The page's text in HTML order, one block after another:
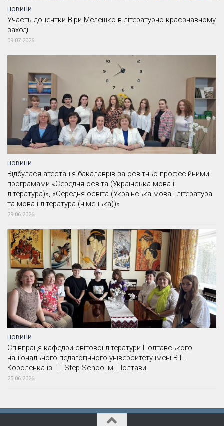
НОВИНИ
Участь доцентки Віри Мелешко в літературно-краєзнавчому
заході
09.07.2026
НОВИНИ
Відбулася атестація бакалаврів за освітньо-професійними
програмами «Середня освіта (Українська мова і
література)», «Середня освіта (Українська мова і література
та мова і література (німецька))»
29.06.2026
НОВИНИ
Співпраця кафедри світової літератури Полтавського
національного педагогічного університету імені В.Г.
Короленка із IT Step School м. Полтави
25.06.2026